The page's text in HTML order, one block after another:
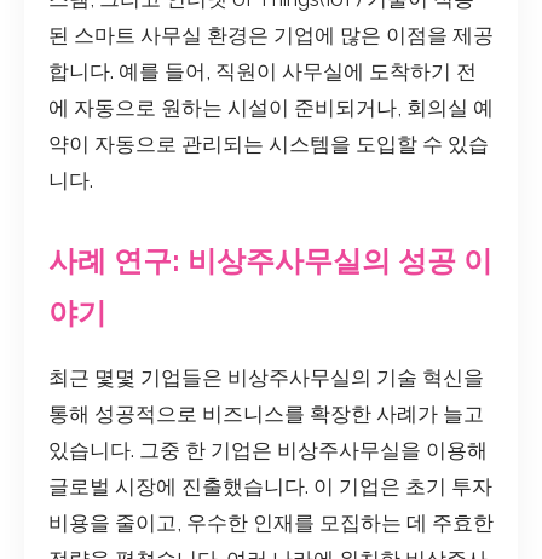
된 스마트 사무실 환경은 기업에 많은 이점을 제공
합니다. 예를 들어, 직원이 사무실에 도착하기 전
에 자동으로 원하는 시설이 준비되거나, 회의실 예
약이 자동으로 관리되는 시스템을 도입할 수 있습
니다.
사례 연구: 비상주사무실의 성공 이
야기
최근 몇몇 기업들은 비상주사무실의 기술 혁신을
통해 성공적으로 비즈니스를 확장한 사례가 늘고
있습니다. 그중 한 기업은 비상주사무실을 이용해
글로벌 시장에 진출했습니다. 이 기업은 초기 투자
비용을 줄이고, 우수한 인재를 모집하는 데 주효한